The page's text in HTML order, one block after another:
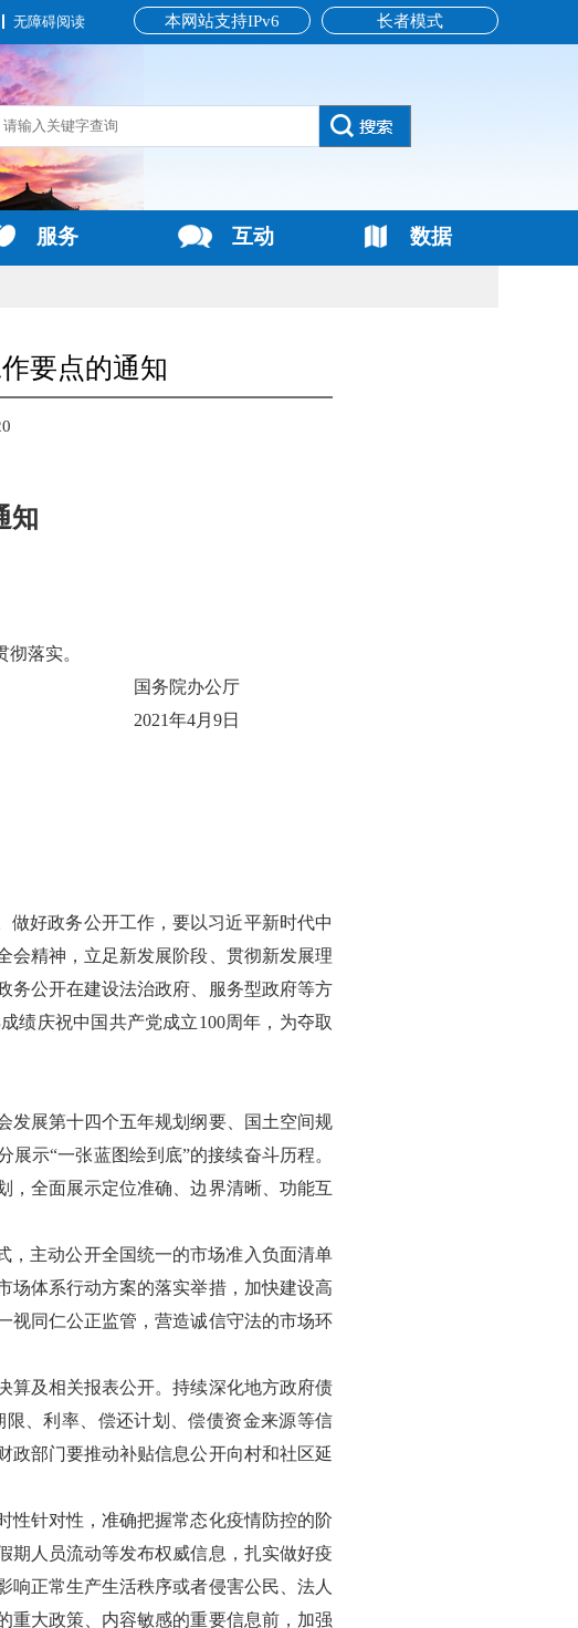
长者模式
本网站支持IPv6
无障碍阅读
服务 互动 数据
要点的通知
知
落实。
国务院办公厅
2021年4月9日
做好政务公开工作，要以习近平新时代中
会精神，立足新发展阶段、贯彻新发展理
务公开在建设法治政府、服务型政府等方
绩庆祝中国共产党成立100周年，为夺取
发展第十四个五年规划纲要、国土空间规
示“一张蓝图绘到底”的接续奋斗历程。
，全面展示定位准确、边界清晰、功能互
，主动公开全国统一的市场准入负面清单
场体系行动方案的落实举措，加快建设高
视同仁公正监管，营造诚信守法的市场环
算及相关报表公开。持续深化地方政府债
、利率、偿还计划、偿债资金来源等信
政部门要推动补贴信息公开向村和社区延
性针对性，准确把握常态化疫情防控的阶
期人员流动等发布权威信息，扎实做好疫
正常生产生活秩序或者侵害公民、法人
重大政策、内容敏感的重要信息前，加强